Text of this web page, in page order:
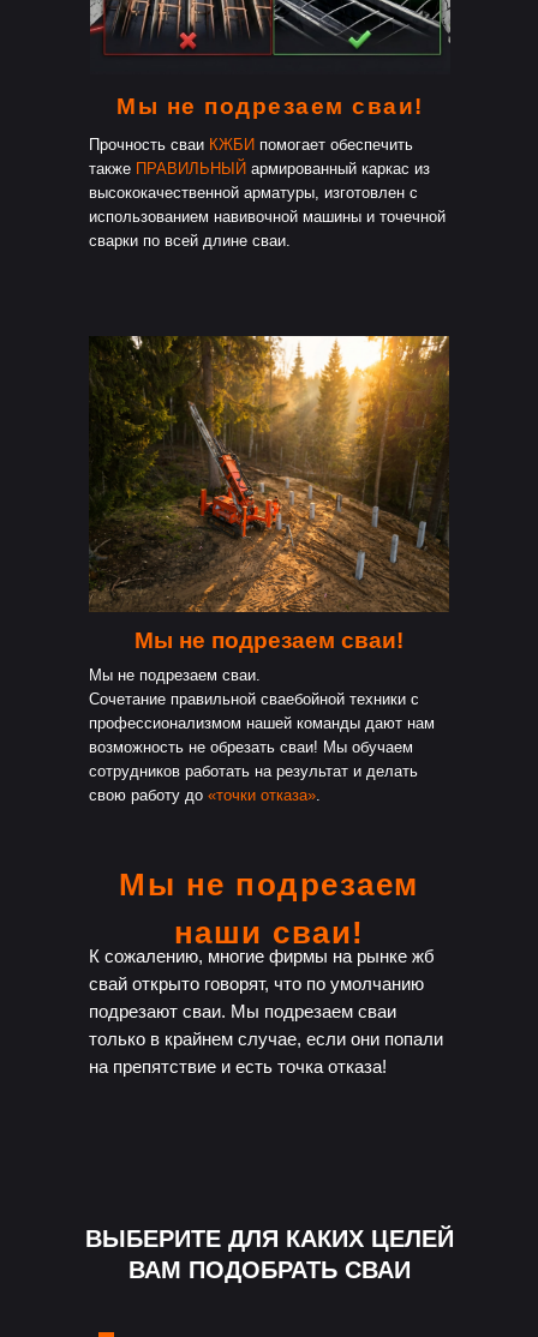
Мы не подрезаем сваи!
Прочность сваи КЖБИ помогает обеспечить
также ПРАВИЛЬНЫЙ армированный каркас из
высококачественной арматуры, изготовлен с
использованием навивочной машины и точечной
сварки по всей длине сваи.
Мы не подрезаем сваи.
Сочетание правильной сваебойной техники с
профессионализмом нашей команды дают нам
возможность не обрезать сваи! Мы обучаем
сотрудников работать на результат и делать
свою работу до «точки отказа»
Мы не подрезаем сваи!
К сожалению, многие фирмы на рынке жб
свай открыто говорят, что по умолчанию
подрезают сваи. Мы подрезаем сваи
только в крайнем случае, если они попали
на препятствие и есть точка отказа!
Мы не подрезаем
наши сваи!
ВЫБЕРИТЕ ДЛЯ КАКИХ ЦЕЛЕЙ
ВАМ ПОДОБРАТЬ СВАИ